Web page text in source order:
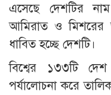
এসেছে দেশটির
আমিরাত ও মিশরের
ধাবিত হচ্ছে দেশটি।
বিশ্বের ১৩৩টি
পর্যালোচনা করে